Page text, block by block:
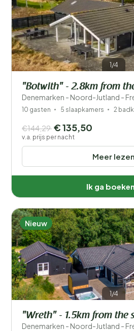
1/4
"Botwith" - 2.8km from
Denemarken - Noord-Jutland -
10 gasten 5 slaapkamers 2
Meer lezen
€144,29 € 135,50
v.a. prijs per nacht
Ik ga boeken
1/4
Nieuw
"Wreth" - 1.5km from the
Denemarken - Noord-Jutland -